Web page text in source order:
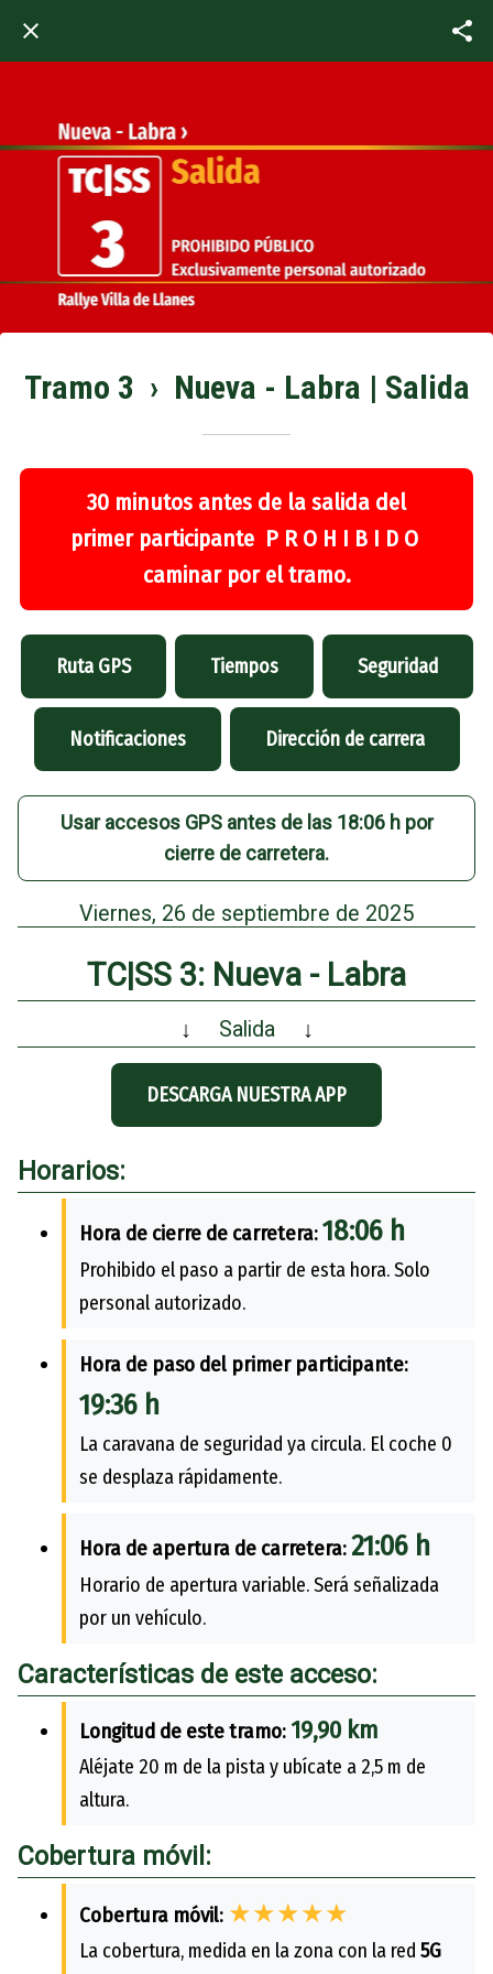
Tramo 3 › Nueva - Labra | Salida
30 minutos antes de la salida del
primer participante P R O H I B I D O
caminar por el tramo.
Ruta GPS Tiempos Seguridad
Notificaciones Dirección de carrera
Usar accesos GPS antes de las 18:06 h por
cierre de carretera.
Viernes, 26 de septiembre de 2025
TC|SS 3: Nueva - Labra
↓ Salida ↓
DESCARGA NUESTRA APP
Horarios:
Hora de cierre de carretera:18:06 h
Prohibido el paso a partir de esta hora. Solo
personal autorizado.
Hora de paso del primer participante:
19:36 h
La caravana de seguridad ya circula. El coche 0
se desplaza rápidamente.
Hora de apertura de carretera:21:06 h
Horario de apertura variable. Será señalizada
por un vehículo.
Características de este acceso:
Longitud de este tramo: 19,90 km
Aléjate 20 m de la pista y ubícate a 2,5 m de
altura.
Cobertura móvil:
Cobertura móvil: ★★★★★
La cobertura, medida en la zona con la red 5G